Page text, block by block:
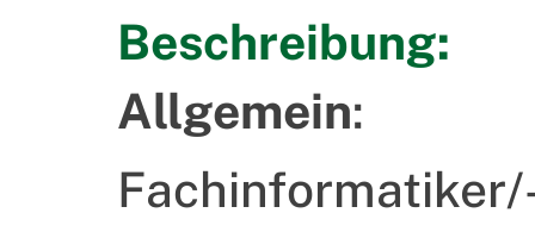
Beschreibung:
Allgemein: